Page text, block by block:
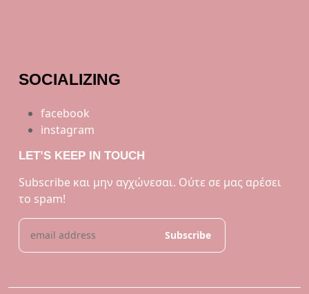
SOCIALIZING
facebook
instagram
LET’S KEEP IN TOUCH
Subscribe και μην αγχώνεσαι. Ούτε σε μας αρέσει
το spam!